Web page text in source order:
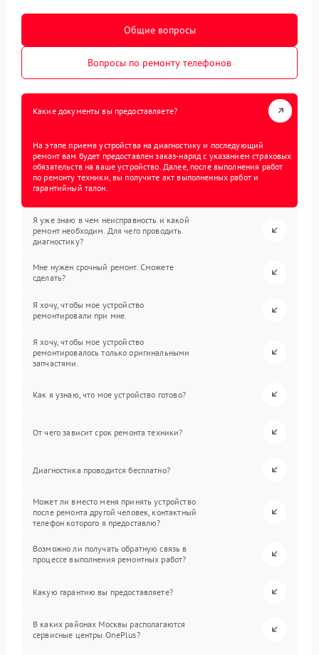
Общие вопросы
Вопросы по ремонту телефонов
Какие документы вы предоставляете?
На этапе приема устройства на диагностику и последующий
ремонт вам будет предоставлен заказ-наряд с указанием страховых
обязательств на ваше устройство. Далее, после выполнения работ
по ремонту техники, вы получите акт выполненных работ и
гарантийный талон.
Я уже знаю в чем неисправность и какой
ремонт необходим. Для чего проводить
диагностику?
Мне нужен срочный ремонт. Сможете
сделать?
Я хочу, чтобы мое устройство
ремонтировали при мне.
Я хочу, чтобы мое устройство
ремонтировалось только оригинальными
запчастями.
Как я узнаю, что мое устройство готово?
От чего зависит срок ремонта техники?
Диагностика проводится бесплатно?
Может ли вместо меня принять устройство
после ремонта другой человек, контактный
телефон которого я предоставлю?
Возможно ли получать обратную связь в
процессе выполнения ремонтных работ?
Какую гарантию вы предоставляете?
В каких районах Москвы располагаются
сервисные центры OnePlus?